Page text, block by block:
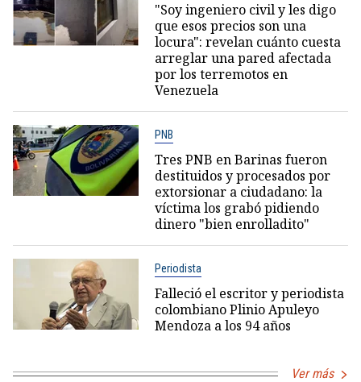
"Soy ingeniero civil y les digo
que esos precios son una
locura": revelan cuánto cuesta
arreglar una pared afectada
por los terremotos en
Venezuela
PNB
Tres PNB en Barinas fueron
destituidos y procesados por
extorsionar a ciudadano: la
víctima los grabó pidiendo
dinero "bien enrolladito"
Periodista
Falleció el escritor y periodista
colombiano Plinio Apuleyo
Mendoza a los 94 años
Ver más